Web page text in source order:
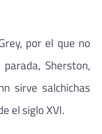
por el que no
Sherston,
sirve salchichas
el siglo XVI.